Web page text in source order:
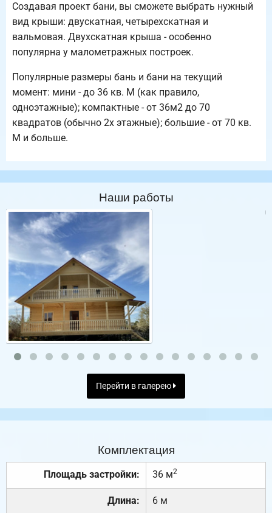
Создавая проект бани, вы сможете выбрать нужный
вид крыши: двускатная, четырехскатная и
вальмовая. Двухскатная крыша - особенно
популярна у малометражных построек.
Популярные размеры бань и бани на текущий
момент: мини - до 36 кв. М (как правило,
одноэтажные); компактные - от 36м2 до 70
квадратов (обычно 2х этажные); большие - от 70 кв.
М и больше.
Наши работы
Перейти в галерею
Комплектация
Площадь застройки: 36 м2
Длина: 6 м